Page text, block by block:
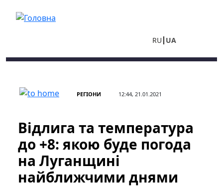
RU UA
РЕГІОНИ 12:44, 21.01.2021
Відлига та температура
до +8: якою буде погода
на Луганщині
найближчими днями